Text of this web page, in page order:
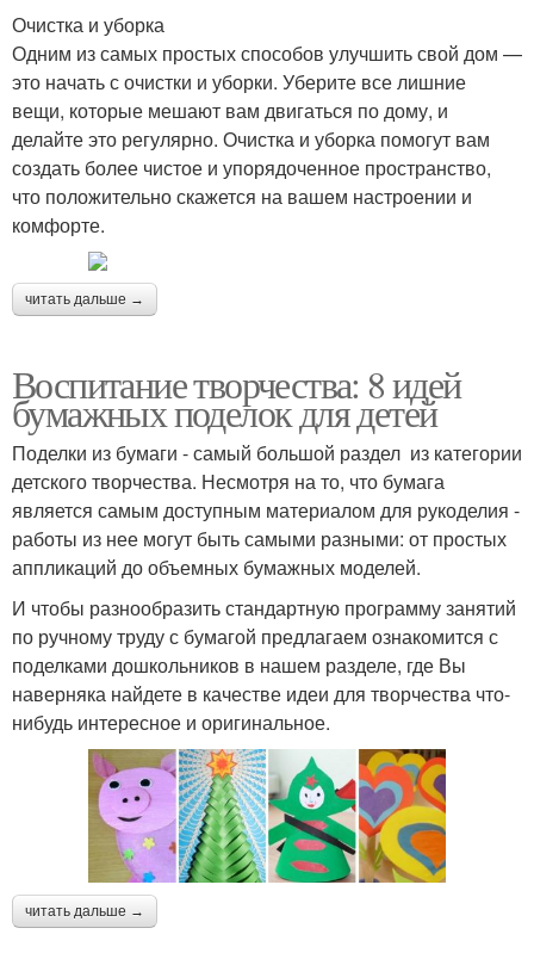
Очистка и уборка
Одним из самых простых способов улучшить свой дом —
это начать с очистки и уборки. Уберите все лишние
вещи, которые мешают вам двигаться по дому, и
делайте это регулярно. Очистка и уборка помогут вам
создать более чистое и упорядоченное пространство,
что положительно скажется на вашем настроении и
комфорте.
читать дальше →
Воспитание творчества: 8 идей
бумажных поделок для детей
Поделки из бумаги - самый большой раздел из категории
детского творчества. Несмотря на то, что бумага
является самым доступным материалом для рукоделия -
работы из нее могут быть самыми разными: от простых
аппликаций до объемных бумажных моделей.
И чтобы разнообразить стандартную программу занятий
по ручному труду с бумагой предлагаем ознакомится с
поделками дошкольников в нашем разделе, где Вы
наверняка найдете в качестве идеи для творчества что-
нибудь интересное и оригинальное.
читать дальше →